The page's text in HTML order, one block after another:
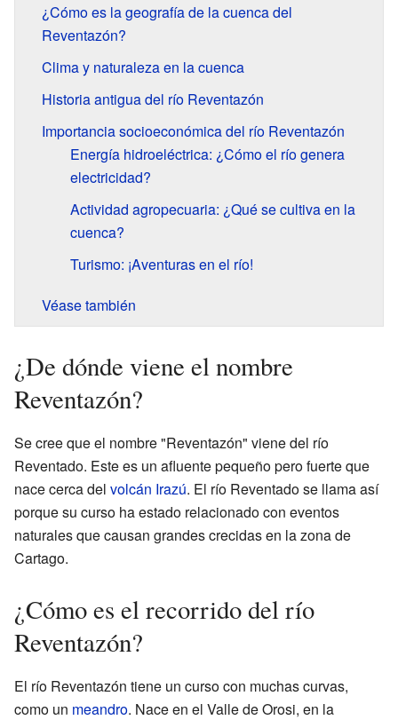
¿Cómo es la geografía de la cuenca del
Reventazón?
Clima y naturaleza en la cuenca
Historia antigua del río Reventazón
Importancia socioeconómica del río Reventazón
Energía hidroeléctrica: ¿Cómo el río genera
electricidad?
Actividad agropecuaria: ¿Qué se cultiva en la
cuenca?
Turismo: ¡Aventuras en el río!
Véase también
¿De dónde viene el nombre
Reventazón?
Se cree que el nombre "Reventazón" viene del río
Reventado. Este es un afluente pequeño pero fuerte que
nace cerca del volcán Irazú. El río Reventado se llama así
porque su curso ha estado relacionado con eventos
naturales que causan grandes crecidas en la zona de
Cartago.
¿Cómo es el recorrido del río
Reventazón?
El río Reventazón tiene un curso con muchas curvas,
como un meandro. Nace en el Valle de Orosi, en la